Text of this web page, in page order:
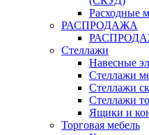
Расходные
РАСПРОДАЖА
Стеллажи
Навесные
Стеллажи
Стеллажи
Стеллажи
Ящики и
Торговая мебель